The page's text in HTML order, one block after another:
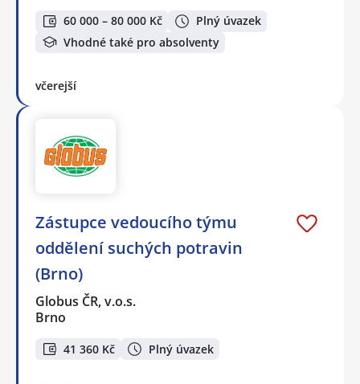
60 000 – 80 000 Kč
Plný úvazek
Vhodné také pro absolventy
včerejší
Zástupce vedoucího týmu
oddělení suchých potravin
(Brno)
Globus ČR, v.o.s.
Brno
41 360 Kč Plný úvazek